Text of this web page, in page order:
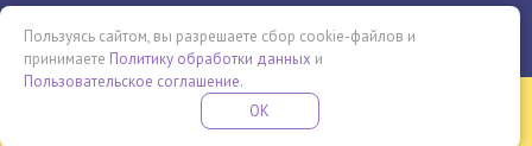
Бесплатная летняя школа
ПРОВЕДИ ЭТО ЛЕТО С ПОЛЬЗОЙ
Пользуясь сайтом, вы разрешаете сбор cookie-файлов и
принимаете Политику обработки данных и
Пользовательское соглашение.
OK